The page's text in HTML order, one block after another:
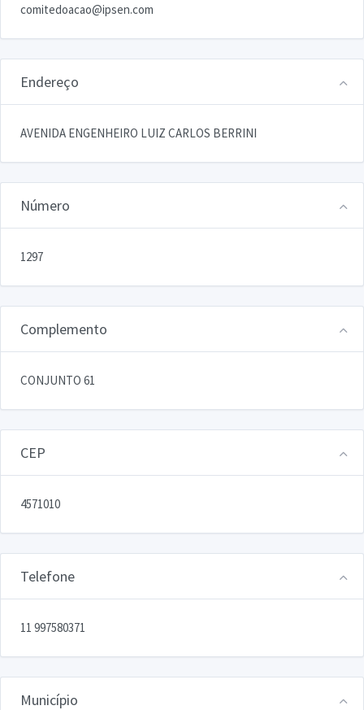
comitedoacao@ipsen.com
Endereço
AVENIDA ENGENHEIRO LUIZ CARLOS BERRINI
Número
1297
Complemento
CONJUNTO 61
CEP
4571010
Telefone
11 997580371
Município